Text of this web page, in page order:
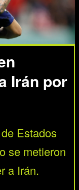
Irán por
Estados
se metieron
a Irán.